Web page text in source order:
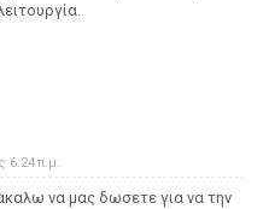
6:24 π.μ.
να μας δωσετε για να την